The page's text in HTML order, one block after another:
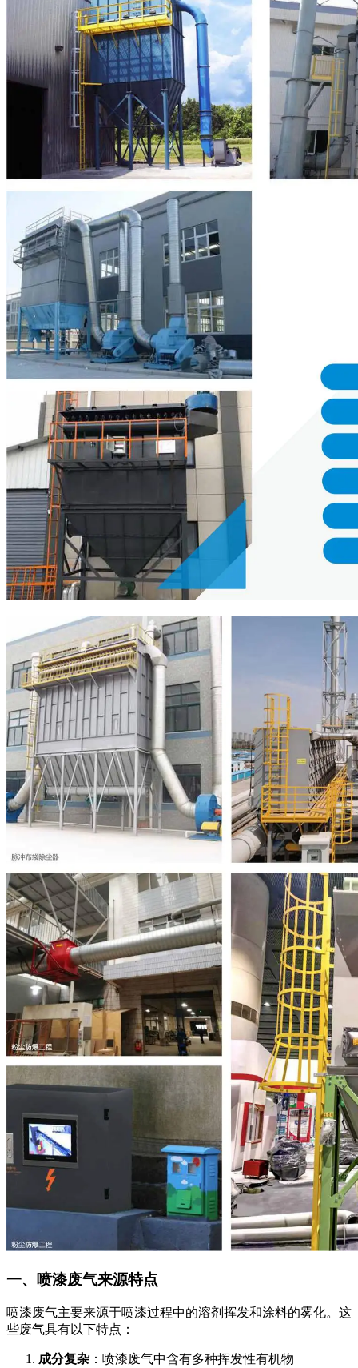
一、喷漆废气来源特点
喷漆废气主要来源于喷漆过程中的溶剂挥发和涂料的雾化。这
些废气具有以下特点：
成分复杂 ：喷漆废气中含有多种挥发性有机物